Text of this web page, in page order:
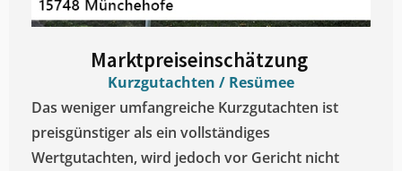
Marktpreiseinschätzung ​
Kurzgutachten / Resümee
Das weniger umfangreiche Kurzgutachten ist
preisgünstiger als ein vollständiges
Wertgutachten, wird jedoch vor Gericht nicht